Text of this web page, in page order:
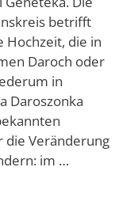
betrifft
Hochzeit, die in
Daroch oder
in
Daroszonka
die Veränderung
im …